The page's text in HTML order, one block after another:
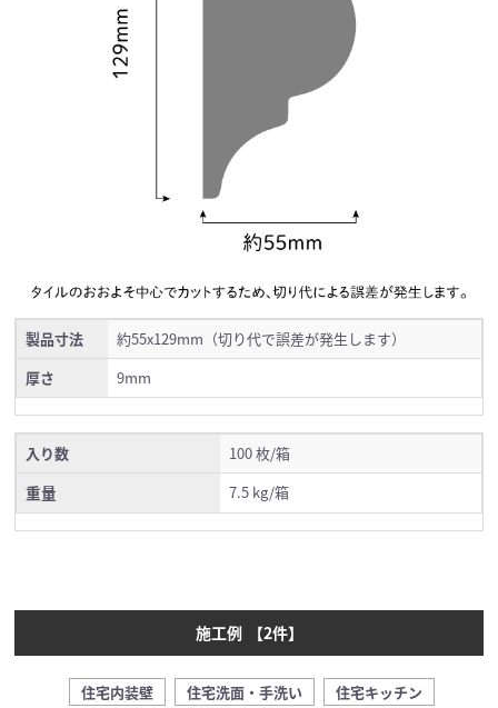
製品寸法
約55x129mm（切り代で誤差が発生します）
厚さ
9mm
入り数 100 枚/箱
重量 7.5 kg/箱
施工例 【2件】
住宅内装壁 住宅洗面・手洗い 住宅キッチン